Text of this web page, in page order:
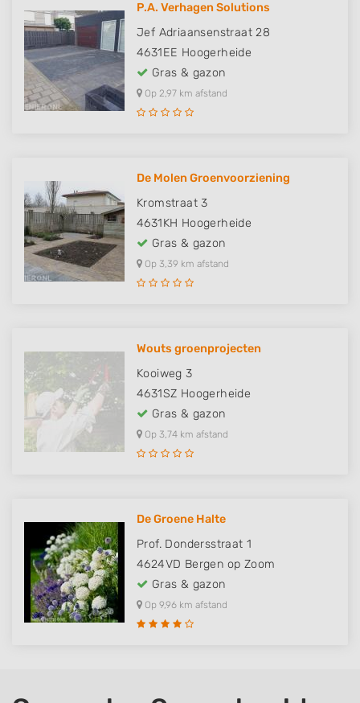
P.A. Verhagen Solutions
Jef Adriaansenstraat 28
4631EE Hoogerheide
Gras & gazon
Op 2,97 km afstand
De Molen Groenvoorziening
Kromstraat 3
4631KH Hoogerheide
Gras & gazon
Op 3,39 km afstand
Wouts groenprojecten
Kooiweg 3
4631SZ Hoogerheide
Gras & gazon
Op 3,74 km afstand
De Groene Halte
Prof. Dondersstraat 1
4624VD Bergen op Zoom
Gras & gazon
Op 9,96 km afstand